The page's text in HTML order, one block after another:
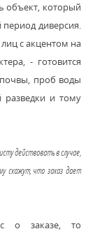
объект, который
период диверсия.
с акцентом на
- готовится
проб воды
разведки и тому
действовать в случае,
скажут, что заказ дает
о заказе, то